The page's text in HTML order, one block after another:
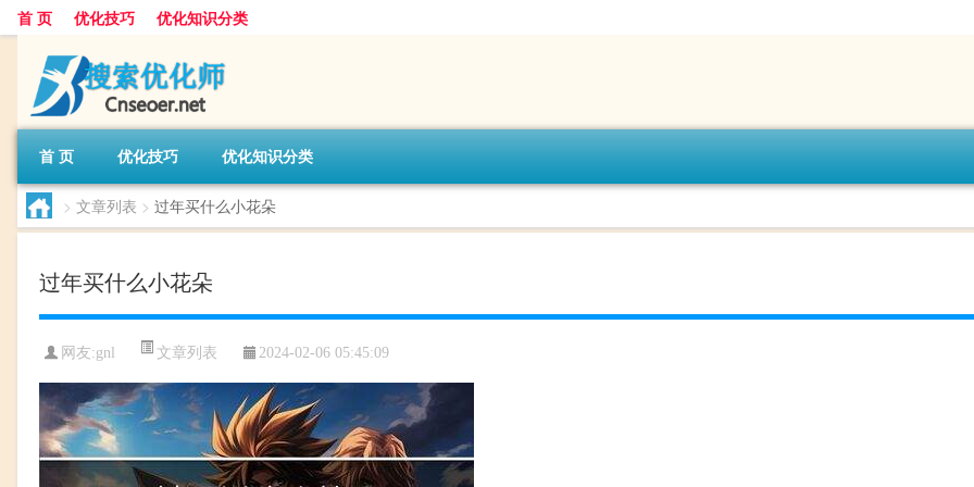
首 页 优化技巧 优化知识分类
首 页 优化技巧 优化知识分类
> 文章列表 > 过年买什么小花朵
过年买什么小花朵
网友:gnl 文章列表 2024-02-06 05:45:09